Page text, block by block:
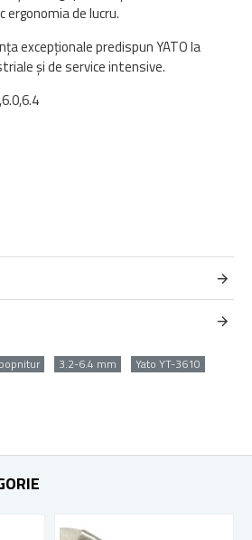
ergonomia de lucru.
excepționale predispun YATO la
și de service intensive.
3.2-6.4 mm Yato YT-3610